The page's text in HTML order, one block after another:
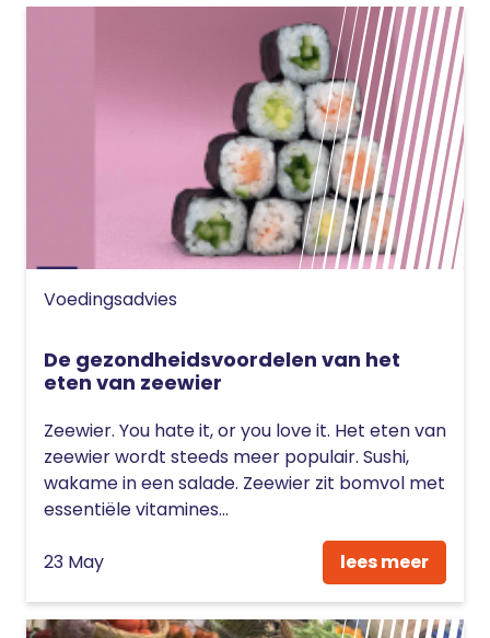
Voedingsadvies
De gezondheidsvoordelen van het
eten van zeewier
Zeewier. You hate it, or you love it. Het eten van
zeewier wordt steeds meer populair. Sushi,
wakame in een salade. Zeewier zit bomvol met
essentiële vitamines...
23 May lees meer